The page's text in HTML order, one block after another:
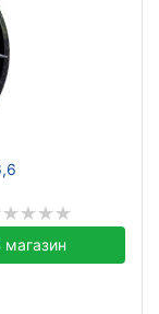
магазин